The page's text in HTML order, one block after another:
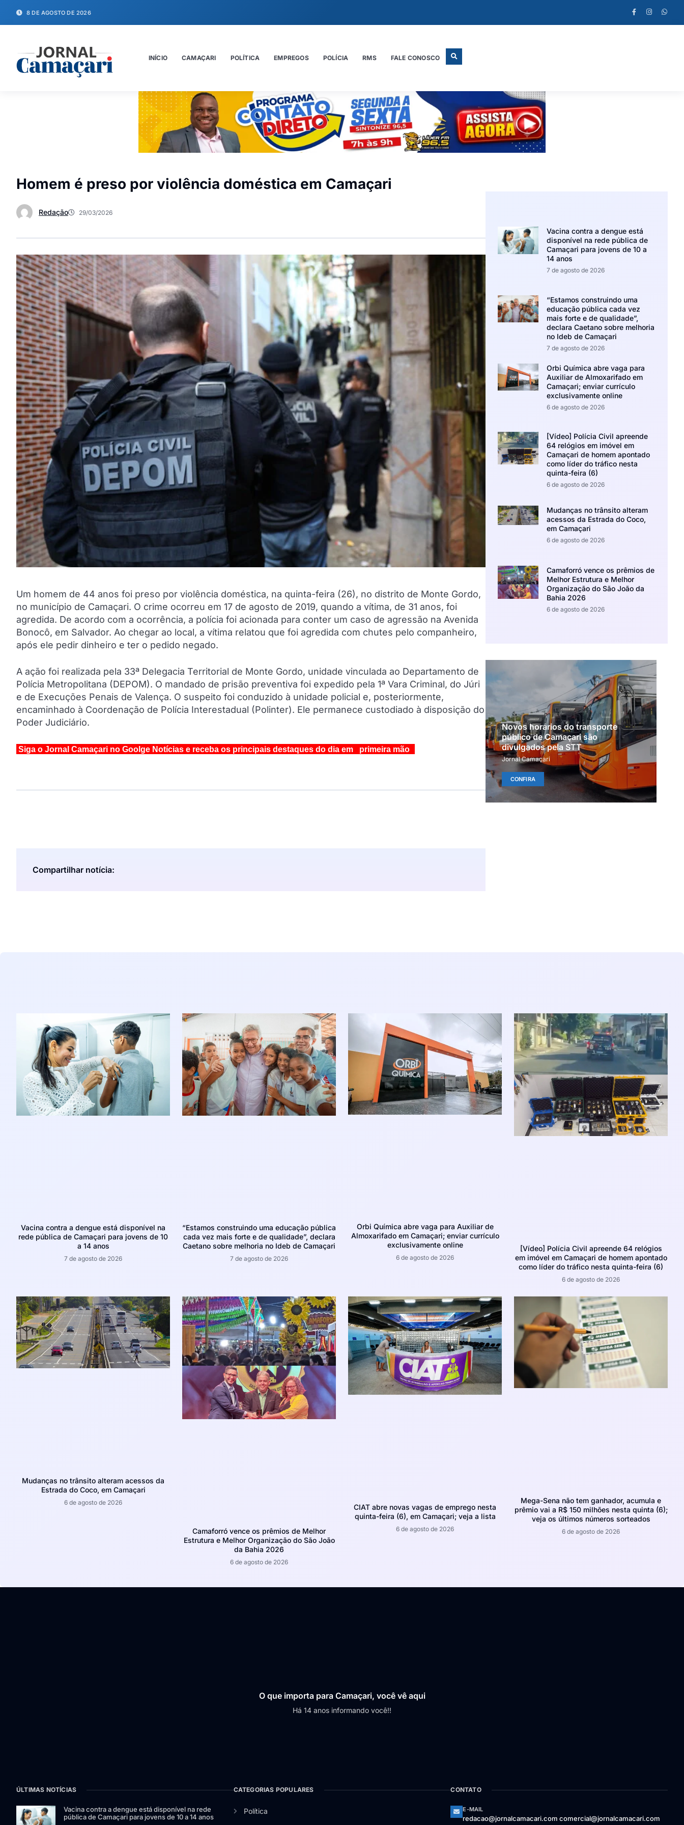
8 DE AGOSTO DE 2026
INÍCIO CAMAÇARI POLÍTICA EMPREGOS POLÍCIA RMS FALE CONOSCO
Homem é preso por violência doméstica em Camaçari
Redação 29/03/2026
Um homem de 44 anos foi preso por violência doméstica, na quinta-feira (26), no distrito de Monte Gordo,
no município de Camaçari. O crime ocorreu em 17 de agosto de 2019, quando a vítima, de 31 anos, foi
agredida. De acordo com a ocorrência, a polícia foi acionada para conter um caso de agressão na Avenida
Bonocô, em Salvador. Ao chegar ao local, a vítima relatou que foi agredida com chutes pelo companheiro,
após ele pedir dinheiro e ter o pedido negado.
A ação foi realizada pela 33ª Delegacia Territorial de Monte Gordo, unidade vinculada ao Departamento de
Polícia Metropolitana (DEPOM). O mandado de prisão preventiva foi expedido pela 1ª Vara Criminal, do Júri
e de Execuções Penais de Valença. O suspeito foi conduzido à unidade policial e, posteriormente,
encaminhado à Coordenação de Polícia Interestadual (Polinter). Ele permanece custodiado à disposição do
Poder Judiciário.
Siga o Jornal Camaçari no Goolge Notícias e receba os principais destaques do dia em primeira mão
Compartilhar notícia:
Vacina contra a dengue está
disponível na rede pública de
Camaçari para jovens de 10 a
14 anos
7 de agosto de 2026
“Estamos construindo uma
educação pública cada vez
mais forte e de qualidade”,
declara Caetano sobre melhoria
no Ideb de Camaçari
7 de agosto de 2026
Orbi Química abre vaga para
Auxiliar de Almoxarifado em
Camaçari; enviar currículo
exclusivamente online
6 de agosto de 2026
[Vídeo] Polícia Civil apreende
64 relógios em imóvel em
Camaçari de homem apontado
como líder do tráfico nesta
quinta-feira (6)
6 de agosto de 2026
Mudanças no trânsito alteram
acessos da Estrada do Coco,
em Camaçari
6 de agosto de 2026
Camaforró vence os prêmios de
Melhor Estrutura e Melhor
Organização do São João da
Bahia 2026
6 de agosto de 2026
Novos horários do transporte
público de Camaçari são
divulgados pela STT
Jornal Camaçari
CONFIRA
Vacina contra a dengue está disponível na
rede pública de Camaçari para jovens de 10
a 14 anos
7 de agosto de 2026
“Estamos construindo uma educação pública
cada vez mais forte e de qualidade”, declara
Caetano sobre melhoria no Ideb de Camaçari
7 de agosto de 2026
Orbi Química abre vaga para Auxiliar de
Almoxarifado em Camaçari; enviar currículo
exclusivamente online
6 de agosto de 2026
[Vídeo] Polícia Civil apreende 64 relógios
em imóvel em Camaçari de homem apontado
como líder do tráfico nesta quinta-feira (6)
6 de agosto de 2026
Mudanças no trânsito alteram acessos da
Estrada do Coco, em Camaçari
6 de agosto de 2026
Camaforró vence os prêmios de Melhor
Estrutura e Melhor Organização do São João
da Bahia 2026
6 de agosto de 2026
CIAT abre novas vagas de emprego nesta
quinta-feira (6), em Camaçari; veja a lista
6 de agosto de 2026
Mega-Sena não tem ganhador, acumula e
prêmio vai a R$ 150 milhões nesta quinta (6);
veja os últimos números sorteados
6 de agosto de 2026
O que importa para Camaçari, você vê aqui
Há 14 anos informando você!!
ÚLTIMAS NOTÍCIAS
Vacina contra a dengue está disponível na rede
pública de Camaçari para jovens de 10 a 14 anos
CATEGORIAS POPULARES
Política
CONTATO
E-MAIL
redacao@jornalcamacari.com comercial@jornalcamacari.com